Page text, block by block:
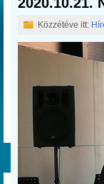
Közzétéve itt: